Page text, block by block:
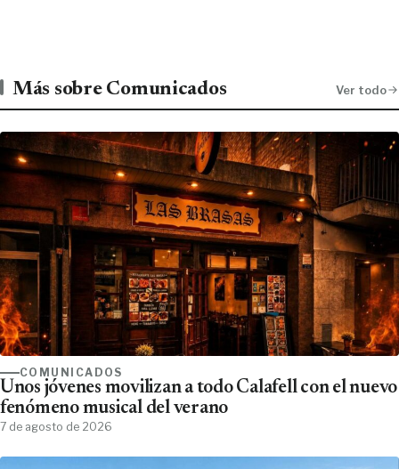
Más sobre Comunicados Ver todo
COMUNICADOS
Unos jóvenes movilizan a todo Calafell con el nuevo
fenómeno musical del verano
7 de agosto de 2026